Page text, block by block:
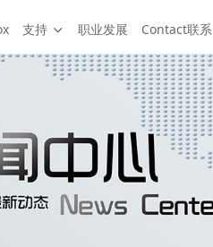
支持 职业发展 Contact联系